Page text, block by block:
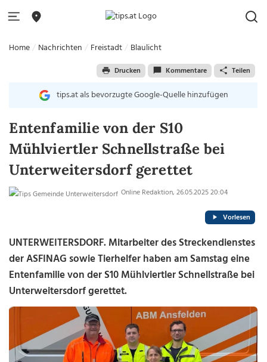
Home Nachrichten Freistadt Blaulicht
Drucken Kommentare Teilen
tips.at als bevorzugte Google-Quelle hinzufügen
Entenfamilie von der S10
Mühlviertler Schnellstraße bei
Unterweitersdorf gerettet
Online Redaktion, 26.05.2025 20:04
Vorlesen
UNTERWEITERSDORF. Mitarbeiter des Streckendienstes
der ASFINAG sowie Tierhelfer haben am Samstag eine
Entenfamilie von der S10 Mühlviertler Schnellstraße bei
Unterweitersdorf gerettet.